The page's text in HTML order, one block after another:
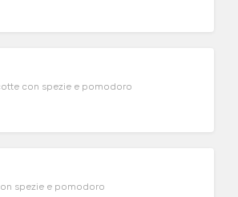
con spezie e pomodoro
spezie e pomodoro